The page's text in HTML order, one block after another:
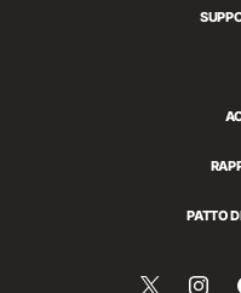
PATTO
Seguici Follow